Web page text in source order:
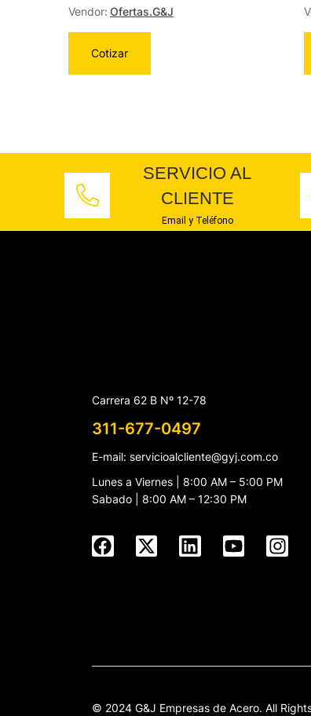
Vendor: Ofertas.G&J
Cotizar
SERVICIO AL
CLIENTE
Email y Teléfono
Carrera 62 B Nº 12-78
311-677-0497
E-mail: servicioalcliente@gyj.com.co
Lunes a Viernes | 8:00 AM – 5:00 PM
Sabado | 8:00 AM – 12:30 PM
© 2024 G&J Empresas de Acero. All